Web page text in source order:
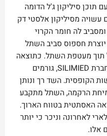
תוכן סיליקון ג'ל הדומה
מסיליקון אלסטי דק
לה חומר הקרוי
יוצרת חספוס סביב השתל
מעטפת השתל. כתוצאה
מכך, שתלים אלה, המיוצרים ע"י חברת SILIMIED, גורמים
הקופסית. השד רך ונותן
הרקמה, השתל מתקבע
האסתטית בטווח הארוך.
לאחרונה וניכר כי יותר
אלו.